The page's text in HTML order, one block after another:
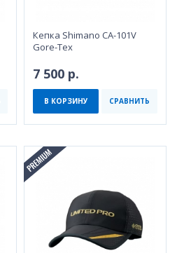
Кепка Shimano CA-101V
Gore-Tex
7 500 р.
В КОРЗИНУ СРАВНИТЬ